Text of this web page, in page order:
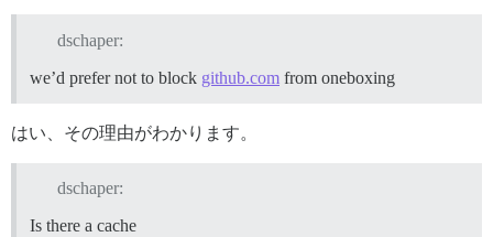
dschaper:
we’d prefer not to block github.com from oneboxing
はい、その理由がわかります。
dschaper:
Is there a cache